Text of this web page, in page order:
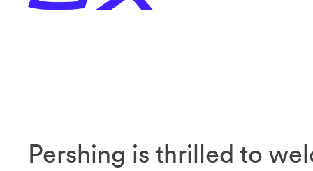
Pershing is thrilled to